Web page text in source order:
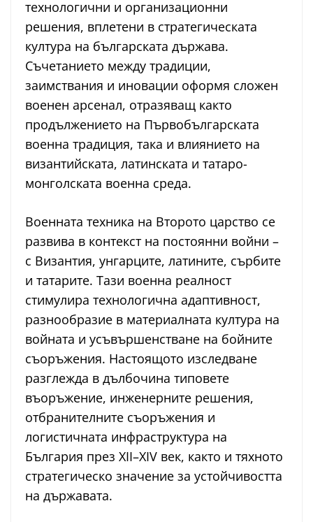
технологични и организационни
решения, вплетени в стратегическата
култура на българската държава.
Съчетанието между традиции,
заимствания и иновации оформя сложен
военен арсенал, отразяващ както
продължението на Първобългарската
военна традиция, така и влиянието на
византийската, латинската и татаро-
монголската военна среда.
Военната техника на Второто царство се
развива в контекст на постоянни войни –
с Византия, унгарците, латините, сърбите
и татарите. Тази военна реалност
стимулира технологична адаптивност,
разнообразие в материалната култура на
войната и усъвършенстване на бойните
съоръжения. Настоящото изследване
разглежда в дълбочина типовете
въоръжение, инженерните решения,
отбранителните съоръжения и
логистичната инфраструктура на
България през XII–XIV век, както и тяхното
стратегическо значение за устойчивостта
на държавата.